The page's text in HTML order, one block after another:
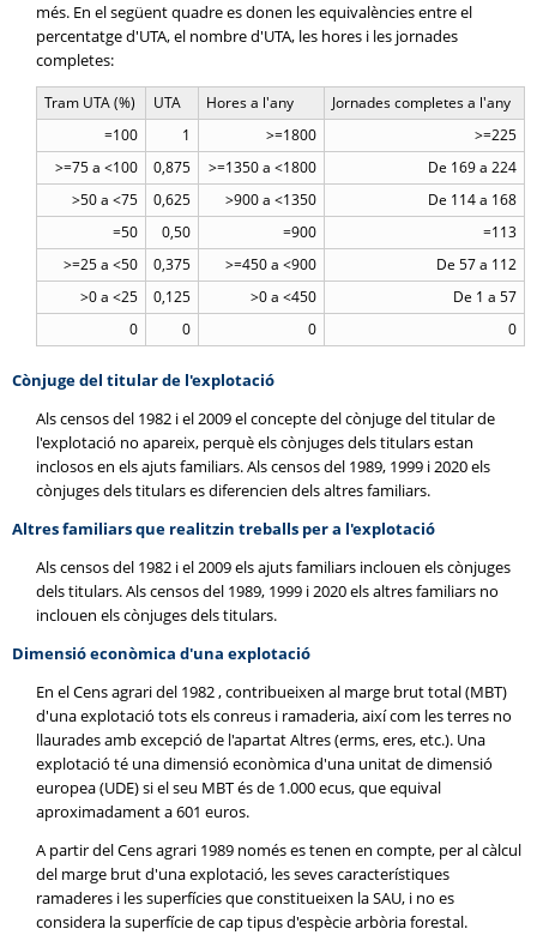
més. En el següent quadre es donen les equivalències entre el
percentatge d'UTA, el nombre d'UTA, les hores i les jornades
completes:
Tram UTA (%) UTA Hores a l'any
Jornades completes a l'any
=100
1 >=1800
>=225
>=75 a <100
0,875 >=1350 a <1800
De 169 a 224
>50 a <75
0,625 >900 a <1350
De 114 a 168
=50
0,50 =900
=113
>=25 a <50
0,375 >=450 a <900
De 57 a 112
>0 a <25
0,125 >0 a <450
De 1 a 57
0
0 0 0
Cònjuge del titular de l'explotació
Als censos del 1982 i el 2009 el concepte del cònjuge del titular de
l'explotació no apareix, perquè els cònjuges dels titulars estan
inclosos en els ajuts familiars. Als censos del 1989, 1999 i 2020 els
cònjuges dels titulars es diferencien dels altres familiars.
Altres familiars que realitzin treballs per a l'explotació
Als censos del 1982 i el 2009 els ajuts familiars inclouen els cònjuges
dels titulars. Als censos del 1989, 1999 i 2020 els altres familiars no
inclouen els cònjuges dels titulars.
Dimensió econòmica d'una explotació
En el Cens agrari del 1982 , contribueixen al marge brut total (MBT)
d'una explotació tots els conreus i ramaderia, així com les terres no
llaurades amb excepció de l'apartat Altres (erms, eres, etc.). Una
explotació té una dimensió econòmica d'una unitat de dimensió
europea (UDE) si el seu MBT és de 1.000 ecus, que equival
aproximadament a 601 euros.
A partir del Cens agrari 1989 només es tenen en compte, per al càlcul
del marge brut d'una explotació, les seves característiques
ramaderes i les superfícies que constitueixen la SAU, i no es
considera la superfície de cap tipus d'espècie arbòria forestal.